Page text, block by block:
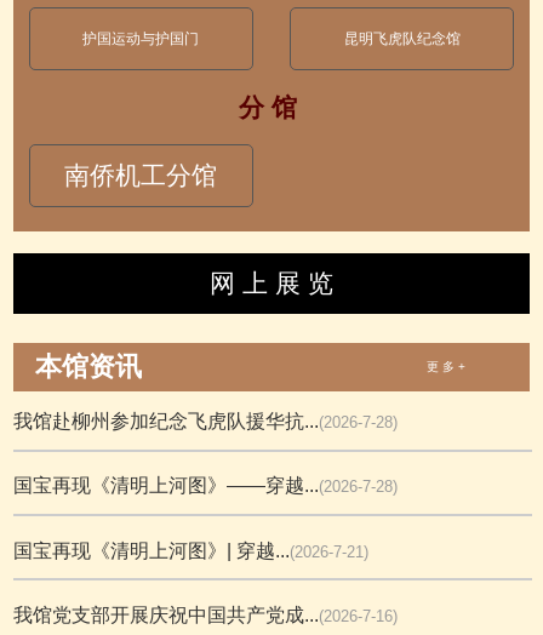
护国运动与护国门 昆明飞虎队纪念馆
分 馆
南侨机工分馆
网 上 展 览
本馆资讯 更 多 +
我馆赴柳州参加纪念飞虎队援华抗...(2026-7-28)
国宝再现《清明上河图》——穿越...(2026-7-28)
国宝再现《清明上河图》| 穿越...(2026-7-21)
我馆党支部开展庆祝中国共产党成...(2026-7-16)